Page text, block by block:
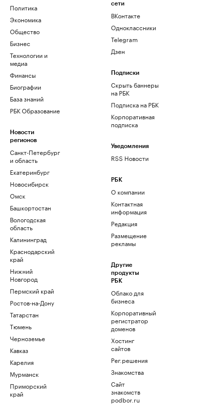
Политика
Экономика
Общество
Бизнес
Технологии и
медиа
Финансы
Биографии
База знаний
РБК Образование
Новости
регионов
Санкт-Петербург
и область
Екатеринбург
Новосибирск
Омск
Башкортостан
Вологодская
область
Калининград
Краснодарский
край
Нижний
Новгород
Пермский край
Ростов-на-Дону
Татарстан
Тюмень
Черноземье
Кавказ
Карелия
Мурманск
Приморский
край
сети
ВКонтакте
Одноклассники
Telegram
Дзен
Подписки
Скрыть баннеры
на РБК
Подписка на РБК
Корпоративная
подписка
Уведомления
RSS Новости
РБК
О компании
Контактная
информация
Редакция
Размещение
рекламы
Другие
продукты
РБК
Облако для
бизнеса
Корпоративный
регистратор
доменов
Хостинг
сайтов
Рег.решения
Знакомства
Сайт
знакомств
podbor.ru